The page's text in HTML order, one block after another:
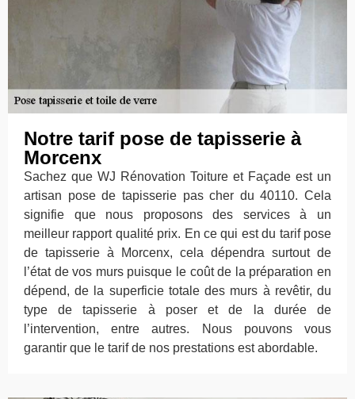
Notre tarif pose de tapisserie à
Morcenx
Sachez que WJ Rénovation Toiture et Façade est un
artisan pose de tapisserie pas cher du 40110. Cela
signifie que nous proposons des services à un
meilleur rapport qualité prix. En ce qui est du tarif pose
de tapisserie à Morcenx, cela dépendra surtout de
l’état de vos murs puisque le coût de la préparation en
dépend, de la superficie totale des murs à revêtir, du
type de tapisserie à poser et de la durée de
l’intervention, entre autres. Nous pouvons vous
garantir que le tarif de nos prestations est abordable.